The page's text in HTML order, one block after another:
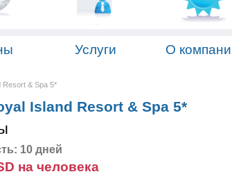
Услуги О
& Spa 5*
Island Resort & Spa 5*
10 дней
на человека